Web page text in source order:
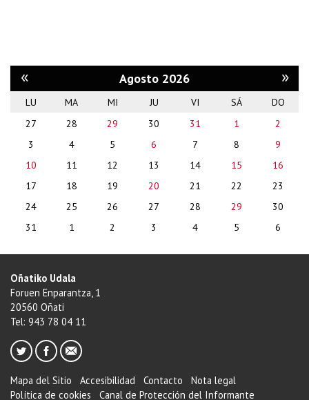
« Agosto 2026 »
month-
LU MA MI JU VI SÁ
DO
27
28 29 30 31 1
2
3
4 5 6 7 8
9
10
11 12 13 14 15
16
17
18 19 20 21 22
23
24
25 26 27 28 29
30
31
1 2 3 4 5 6
Oñatiko Udala
Foruen Enparantza, 1
20560 Oñati
Tel: 943 78 04 11
Mapa del Sitio Accesibilidad Contacto
Nota legal
Política de cookies
Canal de Protección del Informante